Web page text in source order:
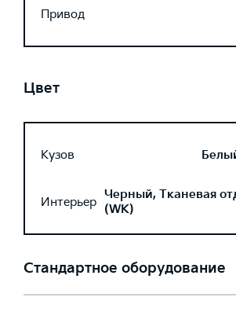
Привод
Цвет
Кузов
Интерьер Черный, Тканевая
(WK)
Стандартное оборудование